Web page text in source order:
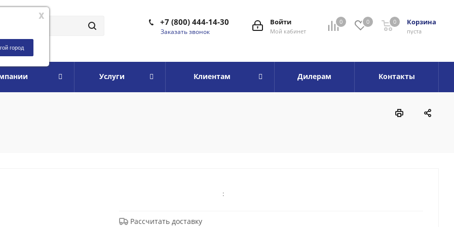
0 0 Корзина
пуста
0
Войти
Мой кабинет
+7 (800) 444-14-30
Заказать звонок
Услуги Клиентам Дилерам Контакты
x
город
:
Рассчитать доставку